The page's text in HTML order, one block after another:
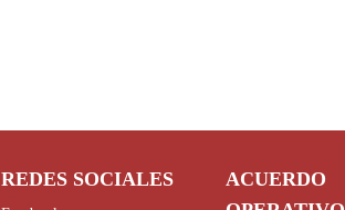
REDES SOCIALES
ACUERDO